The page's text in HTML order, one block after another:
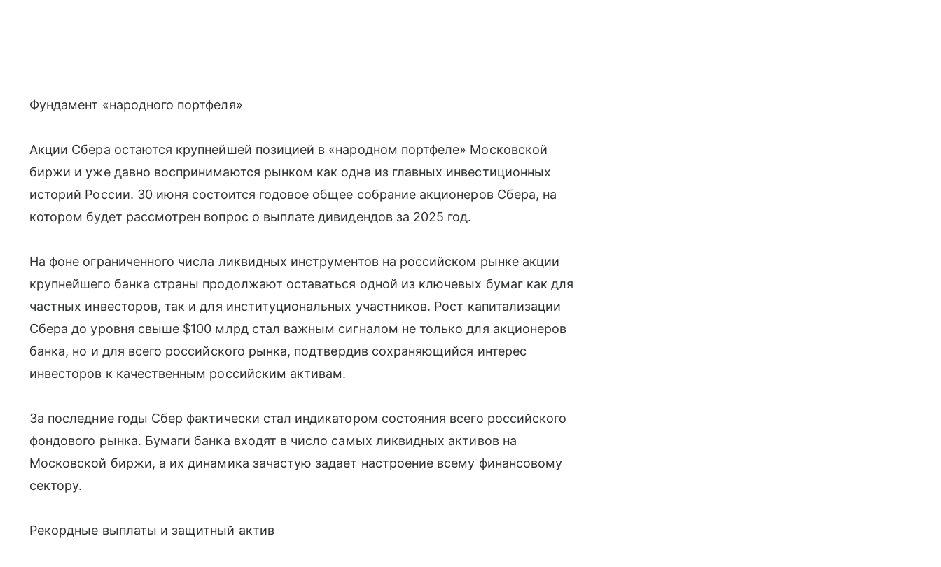
Фундамент «народного портфеля»
Акции Сбера остаются крупнейшей позицией в «народном портфеле» Московской
биржи и уже давно воспринимаются рынком как одна из главных инвестиционных
историй России. 30 июня состоится годовое общее собрание акционеров Сбера, на
котором будет рассмотрен вопрос о выплате дивидендов за 2025 год.
На фоне ограниченного числа ликвидных инструментов на российском рынке акции
крупнейшего банка страны продолжают оставаться одной из ключевых бумаг как для
частных инвесторов, так и для институциональных участников. Рост капитализации
Сбера до уровня свыше $100 млрд стал важным сигналом не только для акционеров
банка, но и для всего российского рынка, подтвердив сохраняющийся интерес
инвесторов к качественным российским активам.
За последние годы Сбер фактически стал индикатором состояния всего российского
фондового рынка. Бумаги банка входят в число самых ликвидных активов на
Московской биржи, а их динамика зачастую задает настроение всему финансовому
сектору.
Рекордные выплаты и защитный актив